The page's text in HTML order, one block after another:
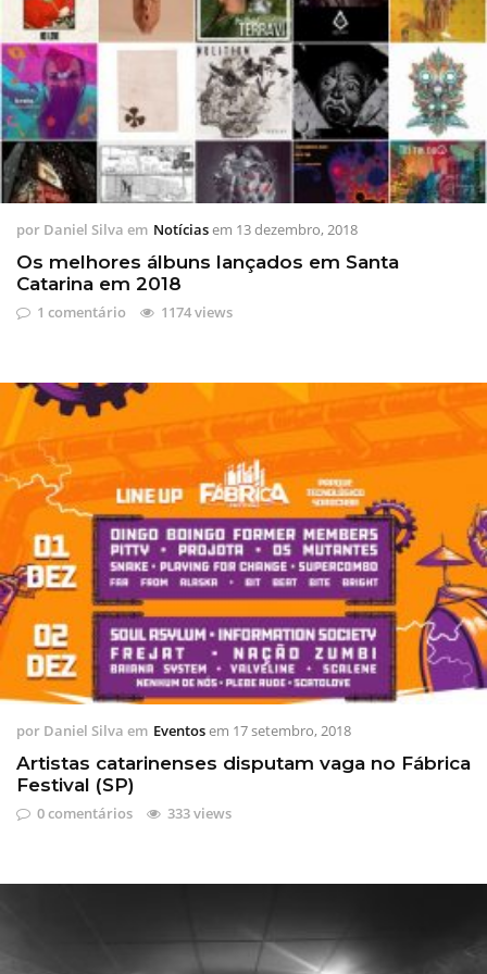
por Daniel Silva em Notíciasem 13 dezembro, 2018
Os melhores álbuns lançados em Santa
Catarina em 2018
1 comentário 1174 views
por Daniel Silva em Eventosem 17 setembro, 2018
Artistas catarinenses disputam vaga no Fábrica
Festival (SP)
0 comentários 333 views